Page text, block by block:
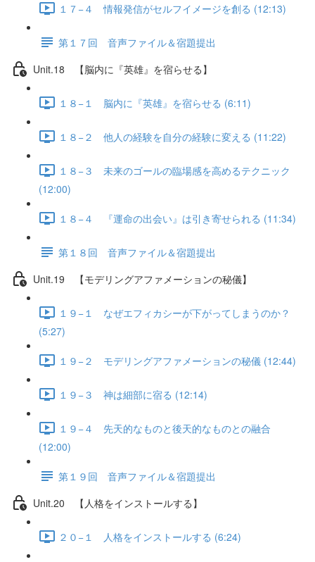
１７−４ 情報発信がセルフイメージを創る (12:13)
第１７回 音声ファイル＆宿題提出
Unit.18 【脳内に『英雄』を宿らせる】
１８−１ 脳内に『英雄』を宿らせる (6:11)
１８−２ 他人の経験を自分の経験に変える (11:22)
１８−３ 未来のゴールの臨場感を高めるテクニック
(12:00)
１８−４ 『運命の出会い』は引き寄せられる (11:34)
第１８回 音声ファイル＆宿題提出
Unit.19 【モデリングアファメーションの秘儀】
１９−１ なぜエフィカシーが下がってしまうのか？
(5:27)
１９−２ モデリングアファメーションの秘儀 (12:44)
１９−３ 神は細部に宿る (12:14)
１９−４ 先天的なものと後天的なものとの融合
(12:00)
第１９回 音声ファイル＆宿題提出
Unit.20 【人格をインストールする】
２０−１ 人格をインストールする (6:24)